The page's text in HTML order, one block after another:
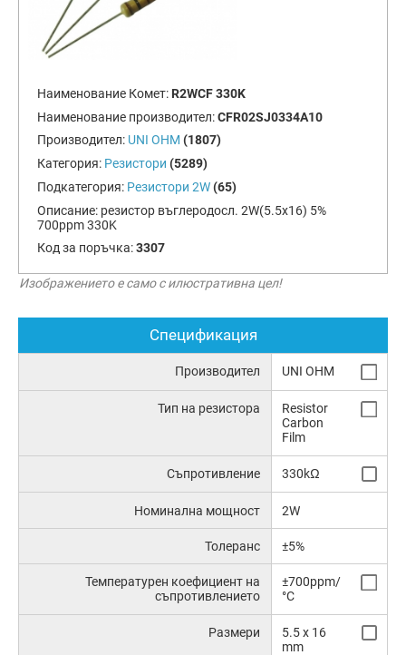
Наименование Комет: R2WCF 330K
Наименование производител:CFR02SJ0334A10
Производител: UNI OHM (1807)
Категория: Резистори (5289)
Подкатегория: Резистори 2W (65)
Описание: резистор въглеродосл. 2W(5.5x16) 5%
700ppm 330K
Код за поръчка:3307
Изображението е само с илюстративна цел!
Спецификация
Производител UNI OHM
Тип на резистора
Resistor
Carbon
Film
Съпротивление 330kΩ
Номинална мощност 2W
Толеранс ±5%
Температурен коефициент на
съпротивлението
±700ppm/
°C
Размери
5.5 x 16
mm